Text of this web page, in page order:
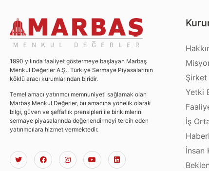
1990 yılında faaliyet göstermeye başlayan Marbaş
Menkul Değerler A.Ş., Türkiye Sermaye Piyasalarının
köklü aracı kurumlarından biridir.
Temel amacı yatırımcı memnuniyeti sağlamak olan
Marbaş Menkul Değerler, bu amacına yönelik olarak
bilgi, güven ve şeffaflık prensipleri ile birikimlerini
sermaye piyasalarında değerlendirmeyi tercih eden
yatırımcılara hizmet vermektedir.
Yetki
İş
İnsan